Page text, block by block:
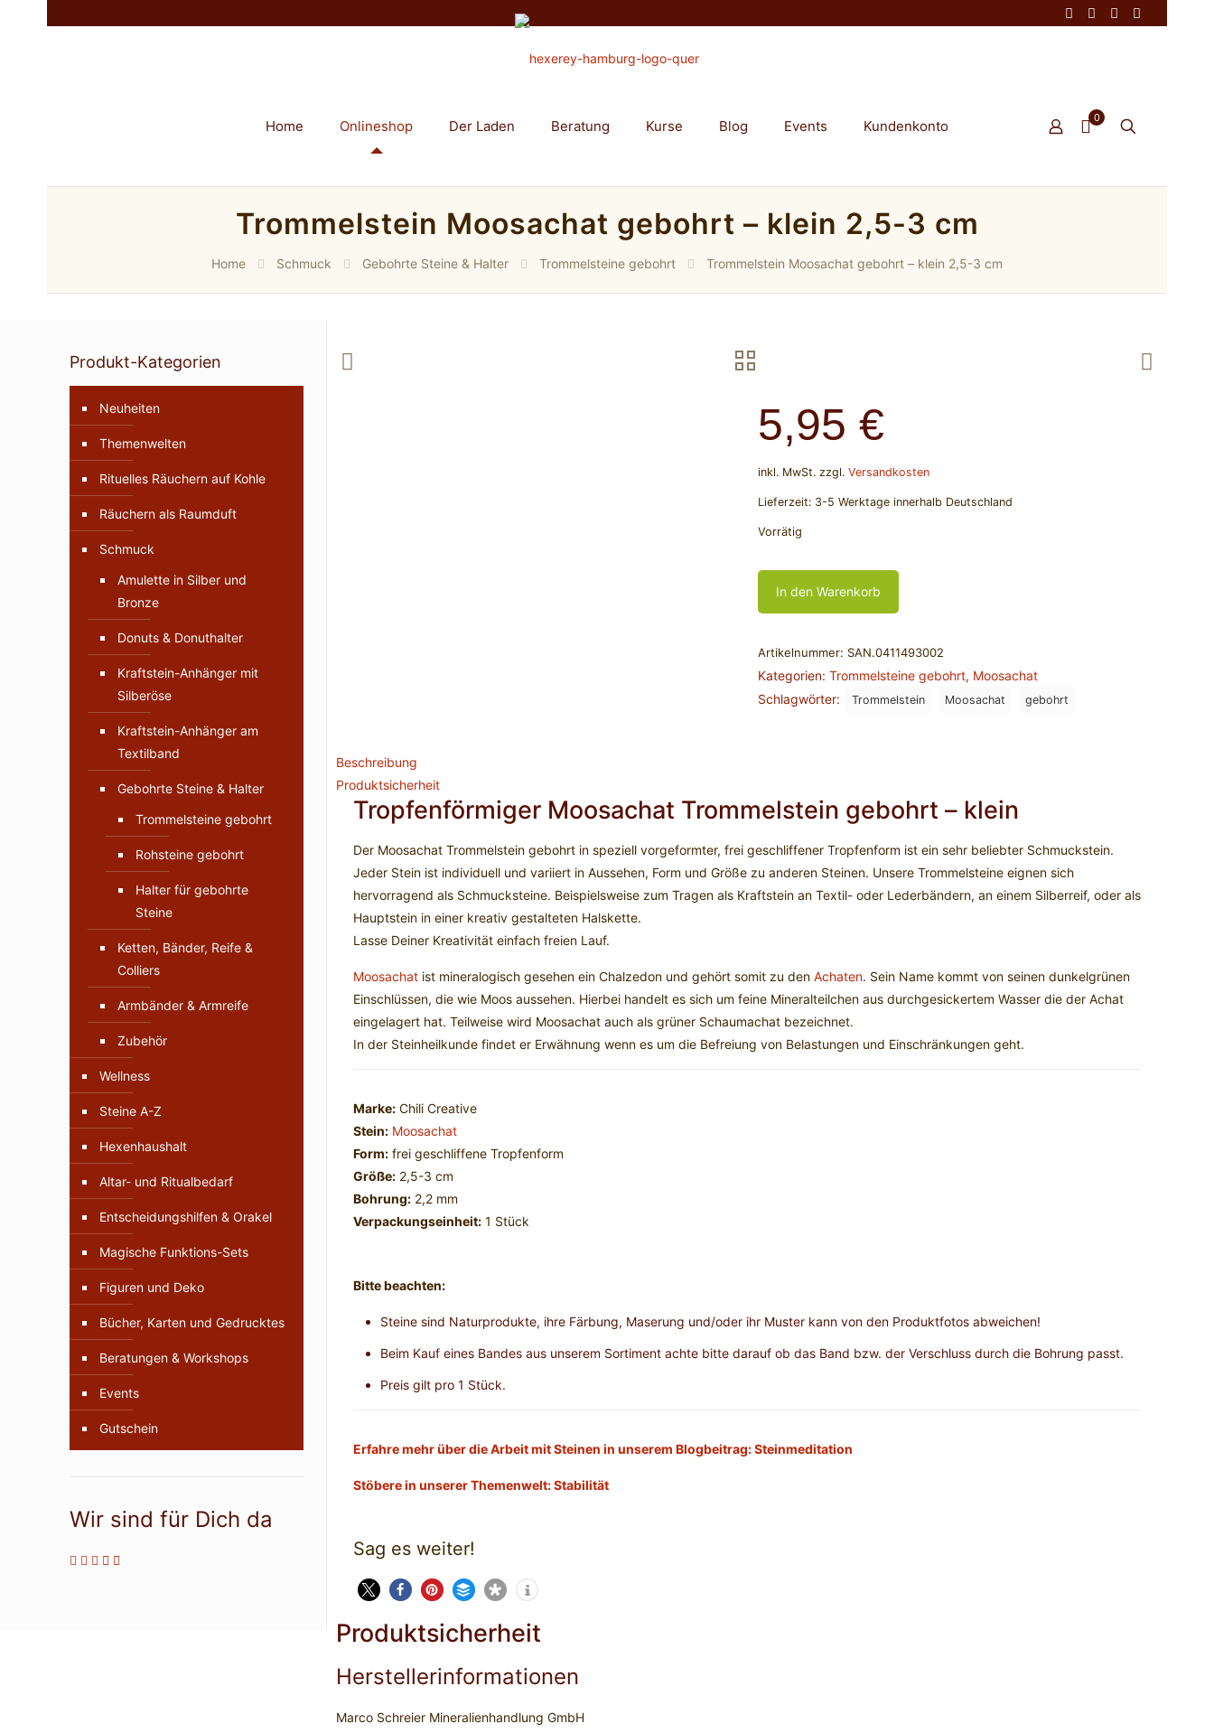
Home Onlineshop Der Laden Beratung Kurse Blog Events Kundenkonto 0
Trommelstein Moosachat gebohrt – klein 2,5-3 cm
Home Schmuck Gebohrte Steine & Halter Trommelsteine gebohrt Trommelstein Moosachat gebohrt – klein 2,5-3 cm
5,95 €
inkl. MwSt. zzgl. Versandkosten
Lieferzeit: 3-5 Werktage innerhalb Deutschland
Vorrätig
In den Warenkorb
Artikelnummer: SAN.0411493002
Kategorien: Trommelsteine gebohrt, Moosachat
Schlagwörter:
Trommelstein Moosachat gebohrt
Beschreibung
Produktsicherheit
Tropfenförmiger Moosachat Trommelstein gebohrt – klein
Der Moosachat Trommelstein gebohrt in speziell vorgeformter, frei geschliffener Tropfenform ist ein sehr beliebter Schmuckstein.
Jeder Stein ist individuell und variiert in Aussehen, Form und Größe zu anderen Steinen. Unsere Trommelsteine eignen sich
hervorragend als Schmucksteine. Beispielsweise zum Tragen als Kraftstein an Textil- oder Lederbändern, an einem Silberreif, oder als
Hauptstein in einer kreativ gestalteten Halskette.
Lasse Deiner Kreativität einfach freien Lauf.
Moosachatist mineralogisch gesehen ein Chalzedon und gehört somit zu den Achaten. Sein Name kommt von seinen dunkelgrünen
Einschlüssen, die wie Moos aussehen. Hierbei handelt es sich um feine Mineralteilchen aus durchgesickertem Wasser die der Achat
eingelagert hat. Teilweise wird Moosachat auch als grüner Schaumachat bezeichnet.
In der Steinheilkunde findet er Erwähnung wenn es um die Befreiung von Belastungen und Einschränkungen geht.
Marke:Chili Creative
Stein: Moosachat
Form:frei geschliffene Tropfenform
Größe:2,5-3 cm
Bohrung:2,2 mm
Verpackungseinheit:1 Stück
Bitte beachten:
Steine sind Naturprodukte, ihre Färbung, Maserung und/oder ihr Muster kann von den Produktfotos abweichen!
Beim Kauf eines Bandes aus unserem Sortiment achte bitte darauf ob das Band bzw. der Verschluss durch die Bohrung passt.
Preis gilt pro 1 Stück.
Erfahre mehr über die Arbeit mit Steinen in unserem Blogbeitrag: Steinmeditation
Stöbere in unserer Themenwelt: Stabilität
Sag es weiter!
Produktsicherheit
Herstellerinformationen
Marco Schreier Mineralienhandlung GmbH
Produkt-Kategorien
Neuheiten
Themenwelten
Rituelles Räuchern auf Kohle
Räuchern als Raumduft
Schmuck
Amulette in Silber und
Bronze
Donuts & Donuthalter
Kraftstein-Anhänger mit
Silberöse
Kraftstein-Anhänger am
Textilband
Gebohrte Steine & Halter
Trommelsteine gebohrt
Rohsteine gebohrt
Halter für gebohrte
Steine
Ketten, Bänder, Reife &
Colliers
Armbänder & Armreife
Zubehör
Wellness
Steine A-Z
Hexenhaushalt
Altar- und Ritualbedarf
Entscheidungshilfen & Orakel
Magische Funktions-Sets
Figuren und Deko
Bücher, Karten und Gedrucktes
Beratungen & Workshops
Events
Gutschein
Wir sind für Dich da